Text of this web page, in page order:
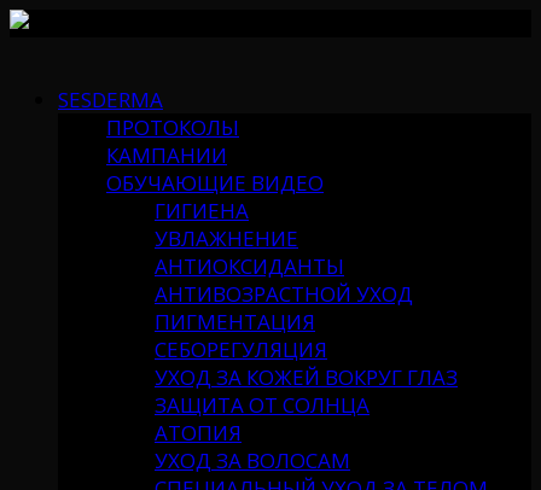
contentSESDERMA
ПРОТОКОЛЫ
КАМПАНИИ
ОБУЧАЮЩИЕ ВИДЕО
ГИГИЕНА
УВЛАЖНЕНИЕ
АНТИОКСИДАНТЫ
АНТИВОЗРАСТНОЙ УХОД
ПИГМЕНТАЦИЯ
СЕБОРЕГУЛЯЦИЯ
УХОД ЗА КОЖЕЙ ВОКРУГ ГЛАЗ
ЗАЩИТА ОТ СОЛНЦА
АТОПИЯ
УХОД ЗА ВОЛОСАМ